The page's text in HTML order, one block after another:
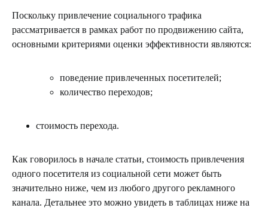
Поскольку привлечение социального трафика
рассматривается в рамках работ по продвижению сайта,
основными критериями оценки эффективности являются:
поведение привлеченных посетителей;
количество переходов;
стоимость перехода.
Как говорилось в начале статьи, стоимость привлечения
одного посетителя из социальной сети может быть
значительно ниже, чем из любого другого рекламного
канала. Детальнее это можно увидеть в таблицах ниже на